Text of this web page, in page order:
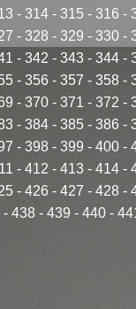
- 314- 315 - 316 -
- 328 - 329 - 330 -
- 342 - 343 - 344 -
- 356 - 357 - 358 -
- 370 - 371 - 372 -
- 384 - 385 - 386 -
- 398 - 399 - 400 -
- 412 - 413- 414-
- 426 - 427 - 428 -
- 438- 439- 440-